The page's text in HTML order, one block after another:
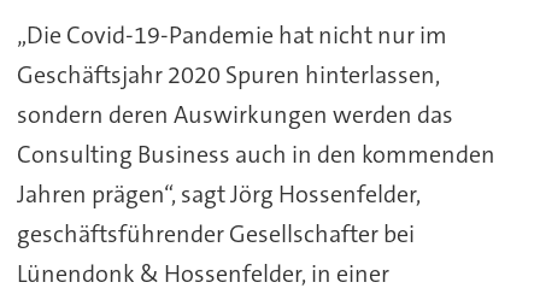
„Die Covid-19-Pandemie hat nicht nur im
Geschäftsjahr 2020 Spuren hinterlassen,
sondern deren Auswirkungen werden das
Consulting Business auch in den kommenden
Jahren prägen“, sagt Jörg Hossenfelder,
geschäftsführender Gesellschafter bei
Lünendonk & Hossenfelder, in einer